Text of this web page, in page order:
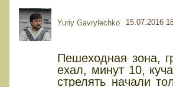
Yuriy Gavrylechko 15.07.2016
Пешеходная зона,
ехал, минут 10,
стрелять начали